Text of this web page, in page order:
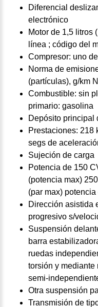
Diferencial
electrónico
Motor de 1,5 litros
línea ; código del
Compresor: uno
Norma de
(partículas), g/km
Combustible: sin
primario: gasolina
Depósito principal
Prestaciones: 218
segs de
Sujeción de carga
Potencia de 150
(potencia max)
(par max)
Dirección asistida
progresivo s/
Suspensión
barra
ruedas
torsión y
semi-
Otra suspensión
Transmisión de